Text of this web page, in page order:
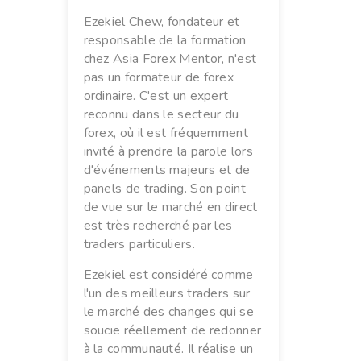
Ezekiel Chew, fondateur et
responsable de la formation
chez Asia Forex Mentor, n'est
pas un formateur de forex
ordinaire. C'est un expert
reconnu dans le secteur du
forex, où il est fréquemment
invité à prendre la parole lors
d'événements majeurs et de
panels de trading. Son point
de vue sur le marché en direct
est très recherché par les
traders particuliers.
Ezekiel est considéré comme
l'un des meilleurs traders sur
le marché des changes qui se
soucie réellement de redonner
à la communauté. Il réalise un